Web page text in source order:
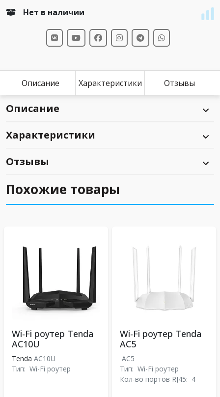
Нет в наличии
Описание Характеристики Отзывы
Описание
Характеристики
Отзывы
Похожие товары
Wi-Fi роутер Tenda
AC10U
Tenda AC10U
Тип: Wi-Fi роутер
Wi-Fi роутер Tenda
AC5
AC5
Тип: Wi-Fi роутер
Кол-во портов RJ45: 4